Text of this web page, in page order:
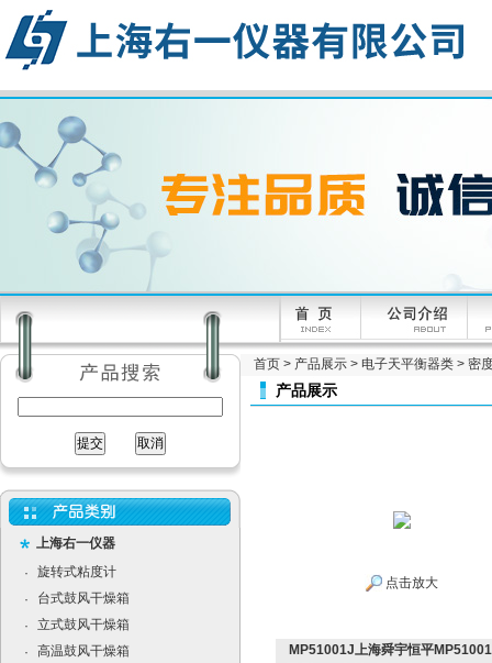
上海右一仪器
·
旋转式粘度计
·
台式鼓风干燥箱
·
立式鼓风干燥箱
·
高温鼓风干燥箱
首页 > 产品展示 > 电子天平衡器类 > 密
产品展示
点击放大
MP51001J上海舜宇恒平